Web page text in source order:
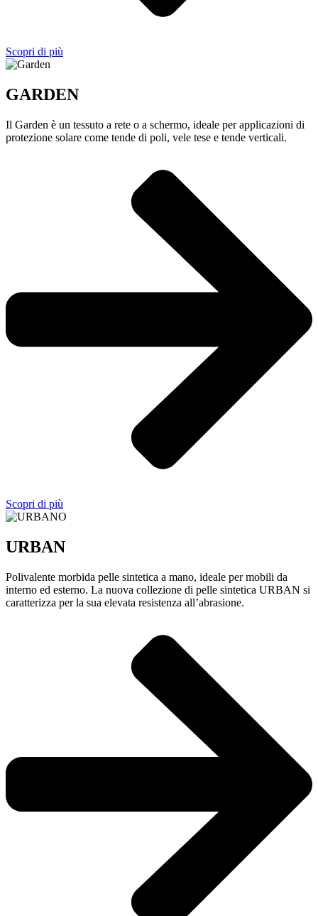
Scopri di più
GARDEN
Il Garden è un tessuto a rete o a schermo, ideale per applicazioni di
protezione solare come tende di poli, vele tese e tende verticali.
Scopri di più
URBAN
Polivalente morbida pelle sintetica a mano, ideale per mobili da
interno ed esterno. La nuova collezione di pelle sintetica URBAN si
caratterizza per la sua elevata resistenza all’abrasione.